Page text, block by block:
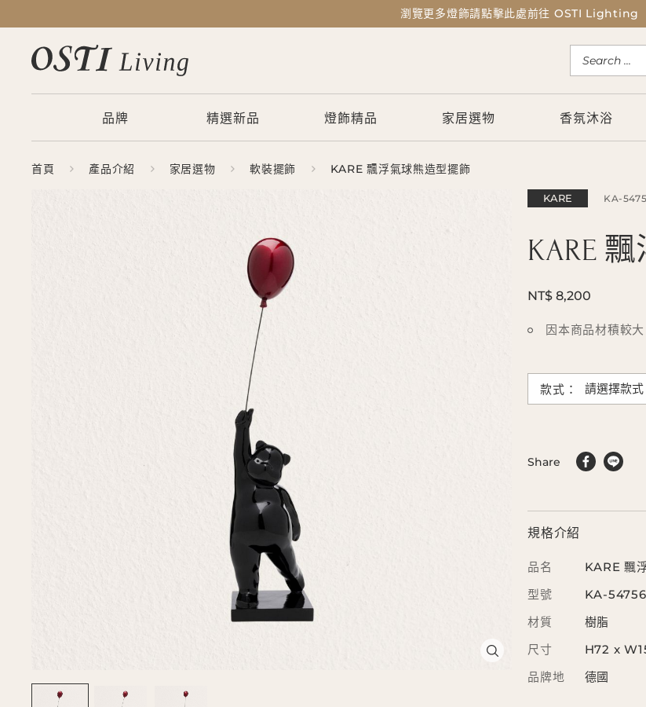
瀏覽更多燈飾請點擊此處前往 OSTI Lighting
品牌 精選新品 燈飾精品 家居選物 香氛沐浴
首頁 產品介紹 家居選物 軟裝擺飾 KARE 飄浮氣球熊造型擺飾
KARE KA-
KARE
NT$ 8,200
因本商品材積較
款式：
Share
規格介紹
品名
KARE 飄
型號
KA-54756
材質
樹脂
尺寸
H72 x
品牌地
德國